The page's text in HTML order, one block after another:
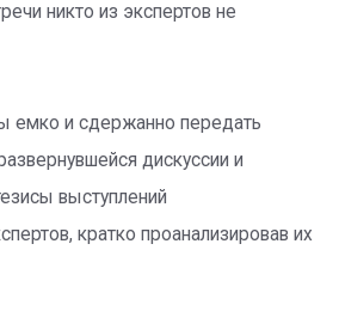
никто из экспертов не
емко и сдержанно передать
дискуссии и
выступлений
кратко проанализировав их